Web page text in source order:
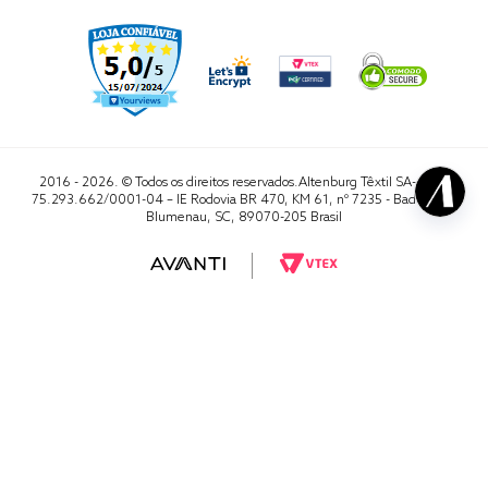
2016 - 2026. © Todos os direitos reservados.Altenburg Têxtil SA- CNPJ
75.293.662/0001-04 – IE Rodovia BR 470, KM 61, nº 7235 - Badenfurt,
Blumenau, SC, 89070-205 Brasil